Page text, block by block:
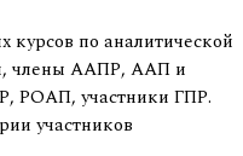
курсов по аналитической
члены ААПР, ААП и
РОАП, участники ГПР.
участников